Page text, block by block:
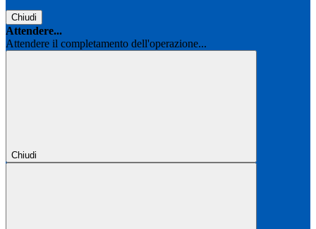
Chiudi
Attendere...
Attendere il completamento dell'operazione...
Chiudi